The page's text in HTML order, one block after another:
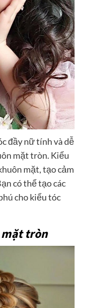
đầy nữ tính và dễ
mặt tròn. Kiểu
mặt, tạo cảm
có thể tạo các
cho kiểu tóc
mặt tròn